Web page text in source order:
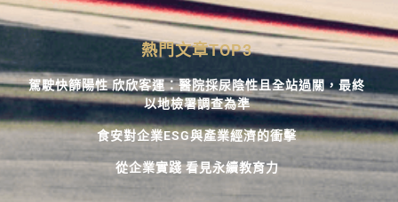
熱門文章TOP3
駕駛快篩陽性 欣欣客運：醫院採尿陰性且全站過關，最終
以地檢署調查為準
食安對企業ESG與產業經濟的衝擊
從企業實踐 看見永續教育力